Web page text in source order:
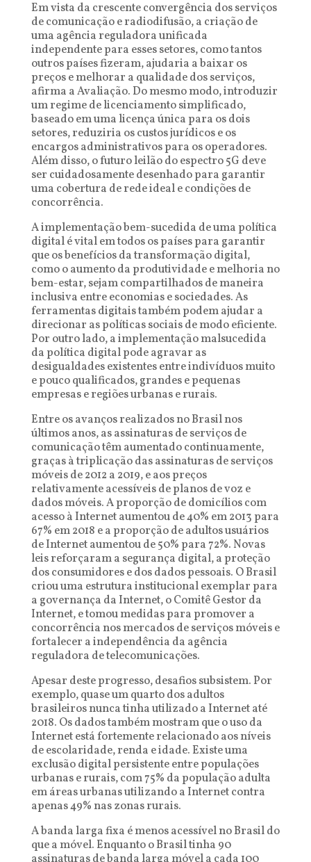
Em vista da crescente convergência dos serviços
de comunicação e radiodifusão, a criação de
uma agência reguladora unificada
independente para esses setores, como tantos
outros países fizeram, ajudaria a baixar os
preços e melhorar a qualidade dos serviços,
afirma a Avaliação. Do mesmo modo, introduzir
um regime de licenciamento simplificado,
baseado em uma licença única para os dois
setores, reduziria os custos jurídicos e os
encargos administrativos para os operadores.
Além disso, o futuro leilão do espectro 5G deve
ser cuidadosamente desenhado para garantir
uma cobertura de rede ideal e condições de
concorrência.
A implementação bem-sucedida de uma política
digital é vital em todos os países para garantir
que os benefícios da transformação digital,
como o aumento da produtividade e melhoria no
bem-estar, sejam compartilhados de maneira
inclusiva entre economias e sociedades. As
ferramentas digitais também podem ajudar a
direcionar as políticas sociais de modo eficiente.
Por outro lado, a implementação malsucedida
da política digital pode agravar as
desigualdades existentes entre indivíduos muito
e pouco qualificados, grandes e pequenas
empresas e regiões urbanas e rurais.
Entre os avanços realizados no Brasil nos
últimos anos, as assinaturas de serviços de
comunicação têm aumentado continuamente,
graças à triplicação das assinaturas de serviços
móveis de 2012 a 2019, e aos preços
relativamente acessíveis de planos de voz e
dados móveis. A proporção de domicílios com
acesso à Internet aumentou de 40% em 2013 para
67% em 2018 e a proporção de adultos usuários
de Internet aumentou de 50% para 72%. Novas
leis reforçaram a segurança digital, a proteção
dos consumidores e dos dados pessoais. O Brasil
criou uma estrutura institucional exemplar para
a governança da Internet, o Comitê Gestor da
Internet, e tomou medidas para promover a
concorrência nos mercados de serviços móveis e
fortalecer a independência da agência
reguladora de telecomunicações.
Apesar deste progresso, desafios subsistem. Por
exemplo, quase um quarto dos adultos
brasileiros nunca tinha utilizado a Internet até
2018. Os dados também mostram que o uso da
Internet está fortemente relacionado aos níveis
de escolaridade, renda e idade. Existe uma
exclusão digital persistente entre populações
urbanas e rurais, com 75% da população adulta
em áreas urbanas utilizando a Internet contra
apenas 49% nas zonas rurais.
A banda larga fixa é menos acessível no Brasil do
que a móvel. Enquanto o Brasil tinha 90